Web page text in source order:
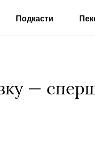
Подкасти
—